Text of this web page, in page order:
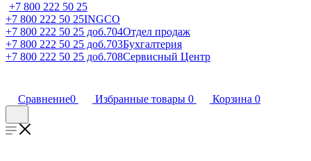
+7 800 222 50 25
+7 800 222 50 25INGCO
+7 800 222 50 25 доб.704Отдел продаж
+7 800 222 50 25 доб.703Бухгалтерия
+7 800 222 50 25 доб.708Сервисный Центр
Сравнение0 Избранные товары 0 Корзина 0